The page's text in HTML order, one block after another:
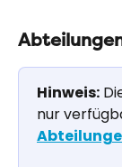
Hinweis:
nur